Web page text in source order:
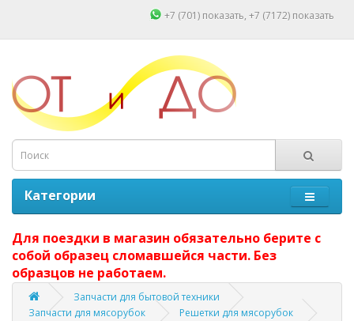
+7 (701) показать, +7 (7172) показать
Категории
Для поездки в магазин обязательно берите с
собой образец сломавшейся части. Без
образцов не работаем.
Запчасти для бытовой техники
Запчасти для мясорубок
Решетки для мясорубок